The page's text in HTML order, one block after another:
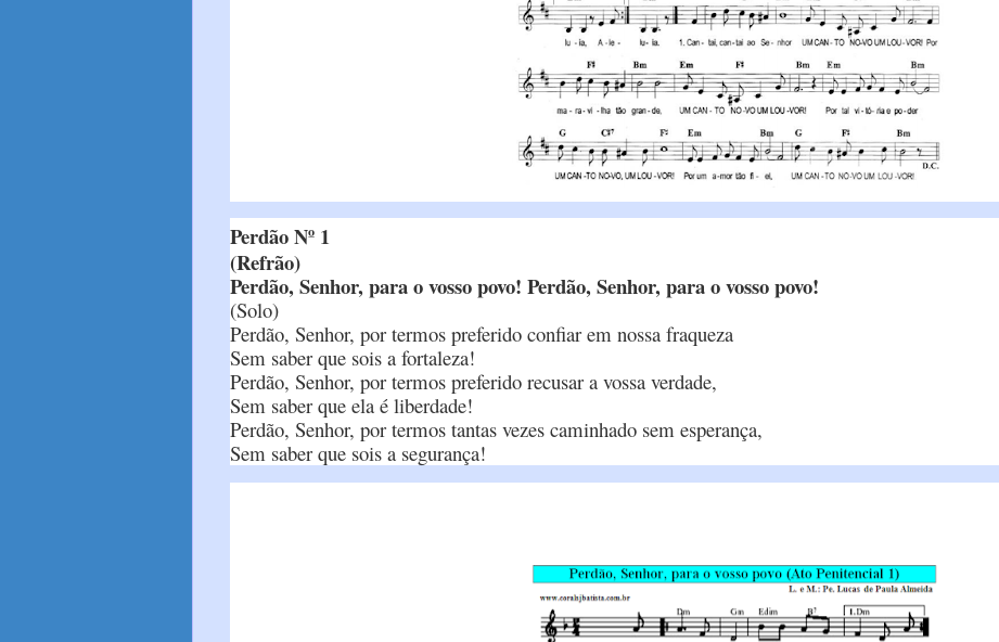
Perdão Nº 1
(Refrão)
Perdão, Senhor, para o vosso povo! Perdão, Senhor, para o vosso povo!
(Solo)
Perdão, Senhor, por termos preferido confiar em nossa fraqueza
Sem saber que sois a fortaleza!
Perdão, Senhor, por termos preferido recusar a vossa verdade,
Sem saber que ela é liberdade!
Perdão, Senhor, por termos tantas vezes caminhado sem esperança,
Sem saber que sois a segurança!